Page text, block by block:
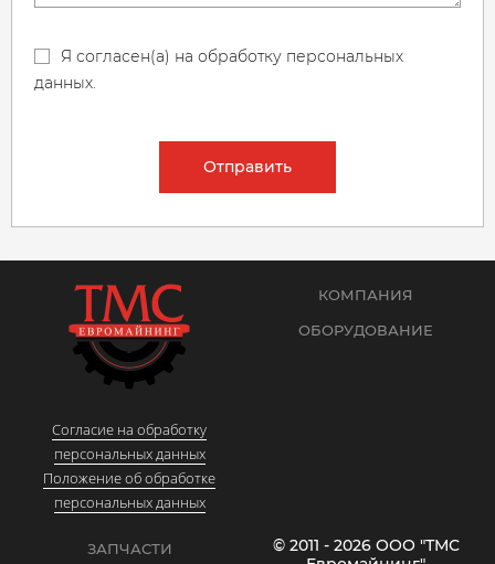
Я согласен(а) на обработку персональных
данных.
Отправить
Согласие на обработку
персональных данных
Положение об обработке
персональных данных
КОМПАНИЯ
ОБОРУДОВАНИЕ
ЗАПЧАСТИ
© 2011 - 2026 ООО "ТМС